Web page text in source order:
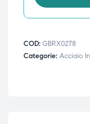
COD: GBRX0278
Categorie: Acciaio